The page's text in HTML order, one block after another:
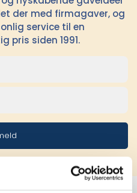
der med firmagaver, og
service til en
pris siden 1991.